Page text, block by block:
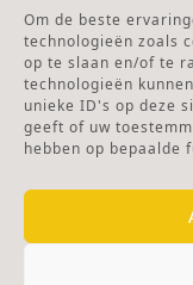
Om de beste
technologieën zoals
op te slaan en/of te
technologieën
unieke ID's op deze
geeft of uw
hebben op bepaalde
Ga naar
ANBI Stichting
RSIN nummer: